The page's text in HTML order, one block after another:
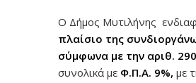
Ο Δήμος Μυτιλήνης
πλαίσιο της
σύμφωνα με την αριθ.
συνολικά με Φ.Π.Α. 9%, με